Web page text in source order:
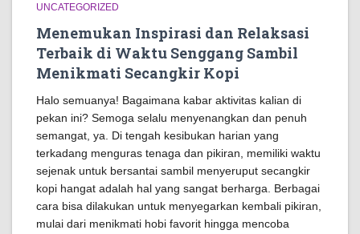
UNCATEGORIZED
Menemukan Inspirasi dan Relaksasi
Terbaik di Waktu Senggang Sambil
Menikmati Secangkir Kopi
Halo semuanya! Bagaimana kabar aktivitas kalian di
pekan ini? Semoga selalu menyenangkan dan penuh
semangat, ya. Di tengah kesibukan harian yang
terkadang menguras tenaga dan pikiran, memiliki waktu
sejenak untuk bersantai sambil menyeruput secangkir
kopi hangat adalah hal yang sangat berharga. Berbagai
cara bisa dilakukan untuk menyegarkan kembali pikiran,
mulai dari menikmati hobi favorit hingga mencoba